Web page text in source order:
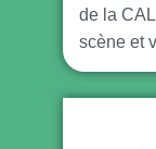
de la
scène et